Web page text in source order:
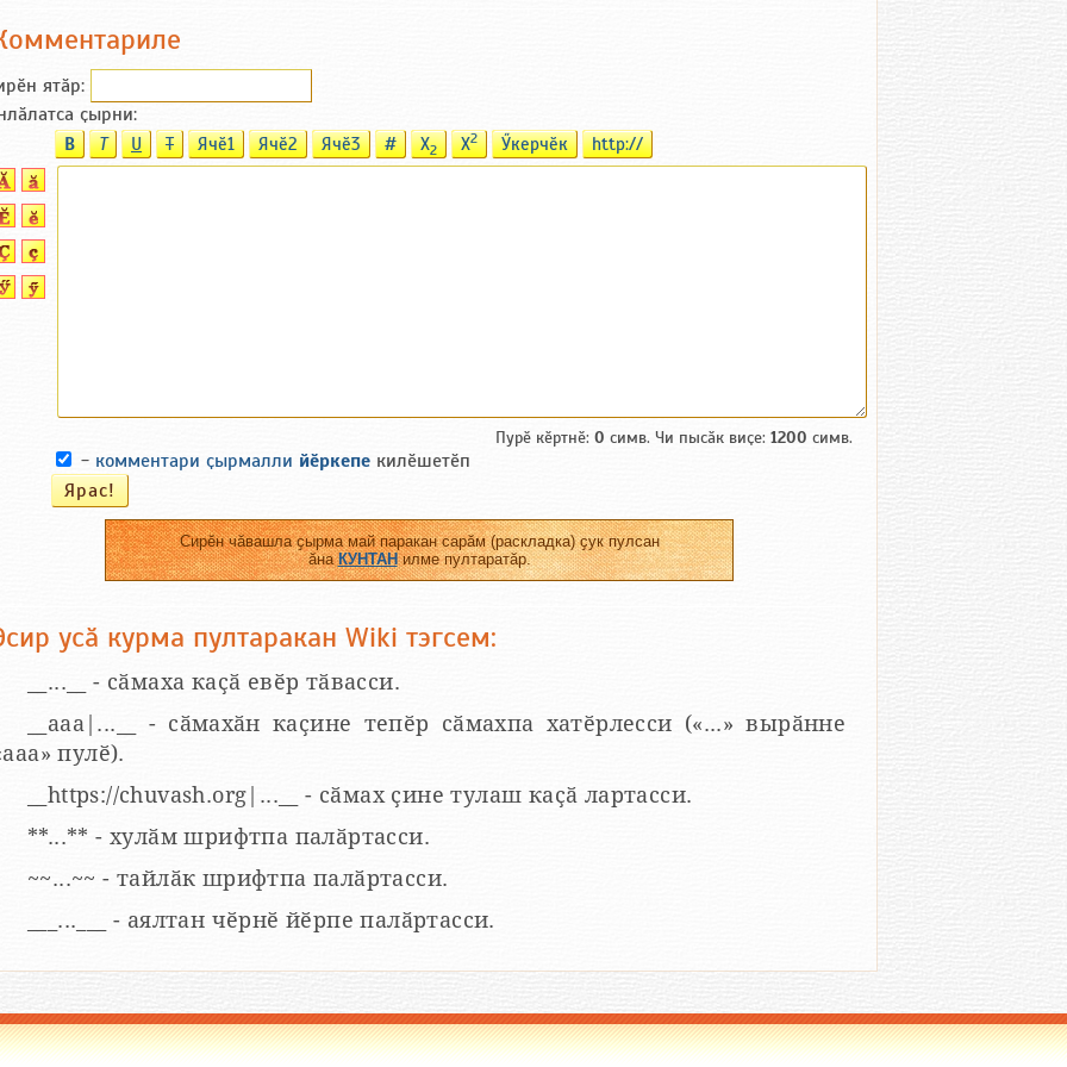
ятӑp:
ҫырни:
B T U T Ячӗ1 Ячӗ2 Ячӗ3 # X2 X2 Ӳкерчӗк http://
Пурӗ кӗртнӗ: 0 симв. Чи пысӑк виҫе: 1200 симв.
- комментари ҫырмалли йӗркепе килӗшетӗп
Сирӗн чӑвашла ҫырма май паракан сарӑм (раскладка) ҫук пулсан
ӑнаКУНТАНилме пултаратӑр.
усӑ курма пултаракан Wiki тэгсем:
__...__ - сӑмаха каҫӑ евӗр тӑвасси.
__aaa|...__ - сӑмахӑн каҫине тепӗр сӑмахпа хатӗрлесси («...» вырӑнне
пулӗ).
__https://chuvash.org|...__ - сӑмах ҫине тулаш каҫӑ лартасси.
**...** - хулӑм шрифтпа палӑртасси.
~~...~~ - тайлӑк шрифтпа палӑртасси.
___...___ - аялтан чӗрнӗ йӗрпе палӑртасси.